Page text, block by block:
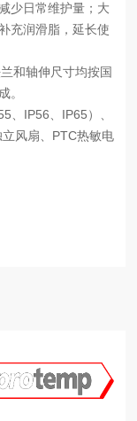
少日常维护量；大
充润滑脂，延长使
和轴伸尺寸均按国
。
、IP56、IP65）、
风扇、PTC热敏电